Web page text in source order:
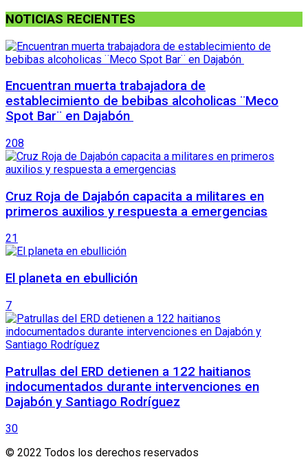
NOTICIAS RECIENTES
Encuentran muerta trabajadora de
establecimiento de bebibas alcoholicas ¨Meco
Spot Bar¨ en Dajabón
208
Cruz Roja de Dajabón capacita a militares en
primeros auxilios y respuesta a emergencias
21
El planeta en ebullición
7
Patrullas del ERD detienen a 122 haitianos
indocumentados durante intervenciones en
Dajabón y Santiago Rodríguez
30
© 2022 Todos los derechos reservados